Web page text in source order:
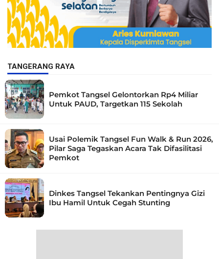
TANGERANG RAYA
Pemkot Tangsel Gelontorkan Rp4 Miliar
Untuk PAUD, Targetkan 115 Sekolah
Usai Polemik Tangsel Fun Walk & Run 2026,
Pilar Saga Tegaskan Acara Tak Difasilitasi
Pemkot
Dinkes Tangsel Tekankan Pentingnya Gizi
Ibu Hamil Untuk Cegah Stunting